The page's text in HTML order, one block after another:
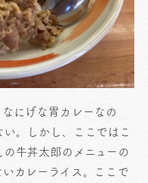
にげな胃カレーなの
。しかし、ここではこ
牛丼太郎のメニューの
カレーライス。ここで